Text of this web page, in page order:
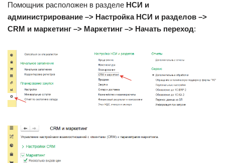
Помощник расположен в разделе НСИ и
администрирование –> Настройка НСИ и разделов –>
CRM и маркетинг –> Маркетинг –> Начать переход: